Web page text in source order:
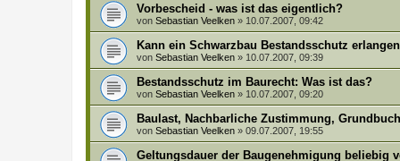
Vorbescheid - was ist das eigentlich?
von Sebastian Veelken » 10.07.2007, 09:42
Kann ein Schwarzbau Bestandsschutz
von Sebastian Veelken » 10.07.2007, 09:39
Bestandsschutz im Baurecht: Was ist das?
von Sebastian Veelken » 10.07.2007, 09:20
Baulast, Nachbarliche Zustimmung,
von Sebastian Veelken » 09.07.2007, 19:55
Geltungsdauer der Baugenehmigung beliebig